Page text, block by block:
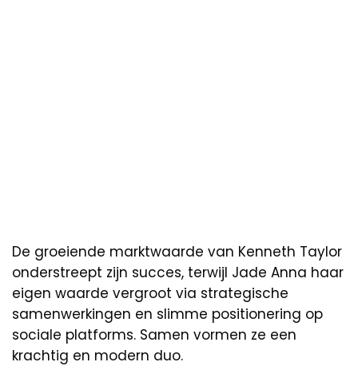
De groeiende marktwaarde van Kenneth Taylor
onderstreept zijn succes, terwijl Jade Anna haar
eigen waarde vergroot via strategische
samenwerkingen en slimme positionering op
sociale platforms. Samen vormen ze een
krachtig en modern duo.